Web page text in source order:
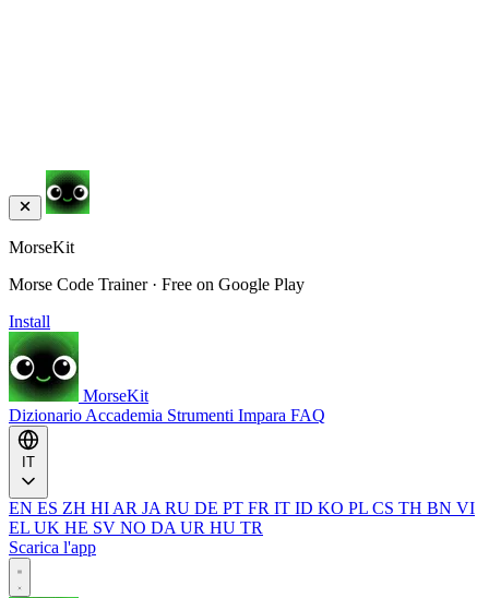
MorseKit
Morse Code Trainer · Free on Google Play
Install
MorseKit
Dizionario Accademia Strumenti Impara FAQ
EN ES ZH HI AR JA RU DE PT FR IT ID KO PL CS TH BN VI
EL UK HE SV NO DA UR HU TR
Scarica l'app